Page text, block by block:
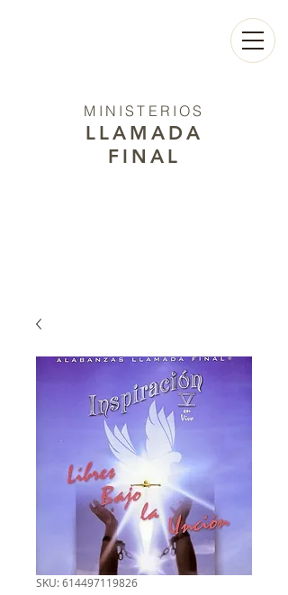
MINISTERIOS
LLAMADA
FINAL
SKU: 614497119826